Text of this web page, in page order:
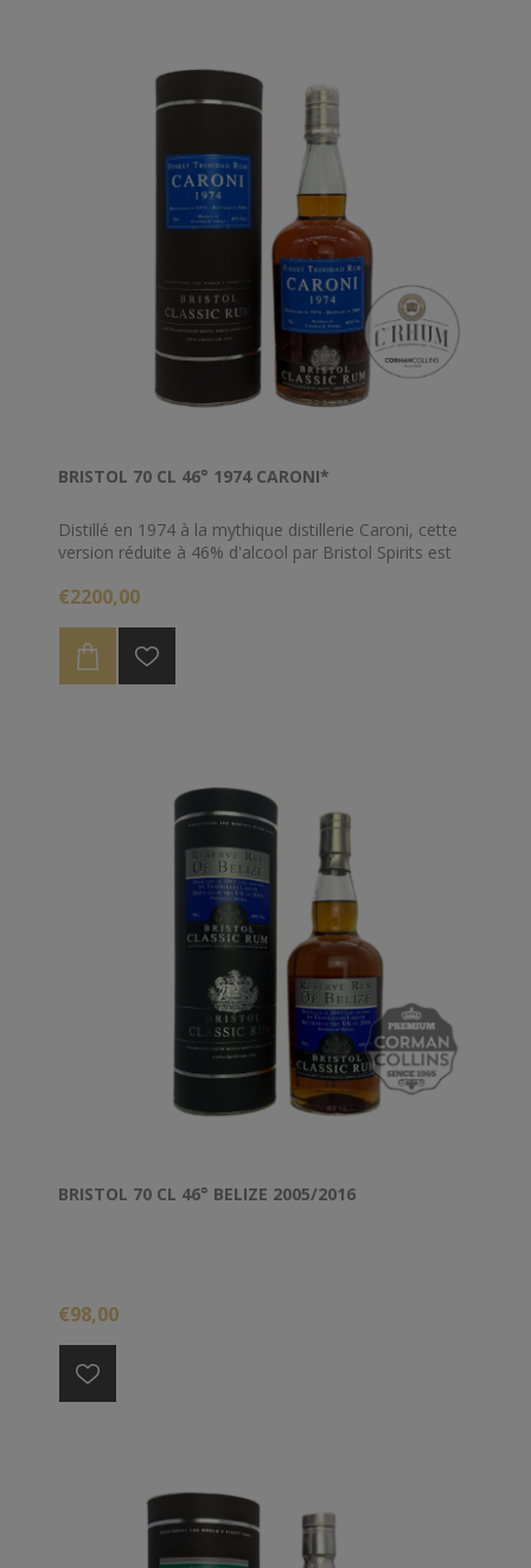
BRISTOL 70 CL 46° 1974 CARONI*
Distillé en 1974 à la mythique distillerie Caroni, cette
version réduite à 46% d'alcool par Bristol Spirits est
élégance de ce qu'est Caroni.
Un must Have !
€2200,00
BRISTOL 70 CL 46° BELIZE 2005/2016
€98,00